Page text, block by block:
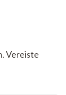
Vereiste